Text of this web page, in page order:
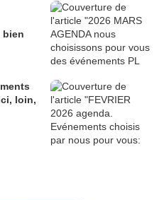
bien
loin,